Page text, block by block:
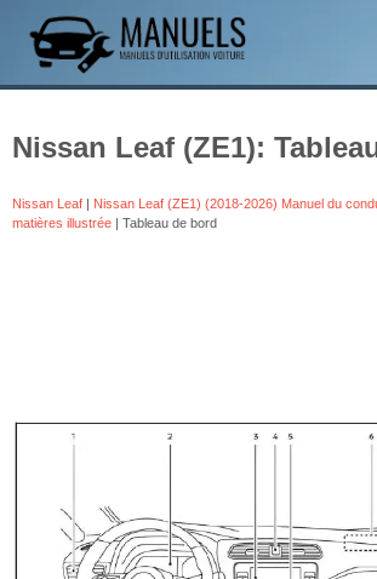
Nissan Leaf (ZE1):
Nissan Leaf | Nissan Leaf (ZE1) (2018-2026) Manuel du
matières illustrée | Tableau de bord